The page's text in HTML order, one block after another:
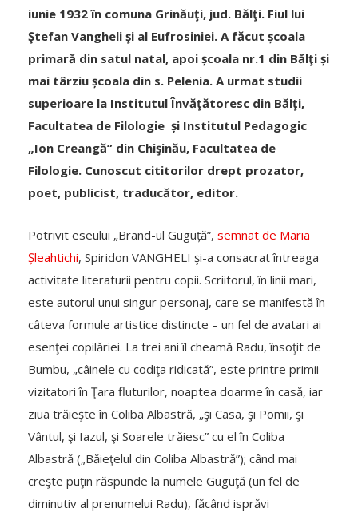
iunie 1932 în comuna Grinăuţi, jud. Bălţi. Fiul lui
Ştefan Vangheli şi al Eufrosiniei. A făcut școala
primară din satul natal, apoi școala nr.1 din Bălţi și
mai târziu școala din s. Pelenia. A urmat studii
superioare la Institutul Învăţătoresc din Bălţi,
Facultatea de Filologie și Institutul Pedagogic
„Ion Creangă” din Chişinău, Facultatea de
Filologie. Cunoscut cititorilor drept prozator,
poet, publicist, traducător, editor.
Potrivit eseului „Brand-ul Guguță”, semnat de Maria
Șleahtichi, Spiridon VANGHELI şi-a consacrat întreaga
activitate literaturii pentru copii. Scriitorul, în linii mari,
este autorul unui singur personaj, care se manifestă în
câteva formule artistice distincte – un fel de avatari ai
esenţei copilăriei. La trei ani îl cheamă Radu, însoţit de
Bumbu, „câinele cu codiţa ridicată”, este printre primii
vizitatori în Ţara fluturilor, noaptea doarme în casă, iar
ziua trăieşte în Coliba Albastră, „şi Casa, şi Pomii, şi
Vântul, şi Iazul, şi Soarele trăiesc” cu el în Coliba
Albastră („Băieţelul din Coliba Albastră”); când mai
creşte puţin răspunde la numele Guguţă (un fel de
diminutiv al prenumelui Radu), făcând isprăvi